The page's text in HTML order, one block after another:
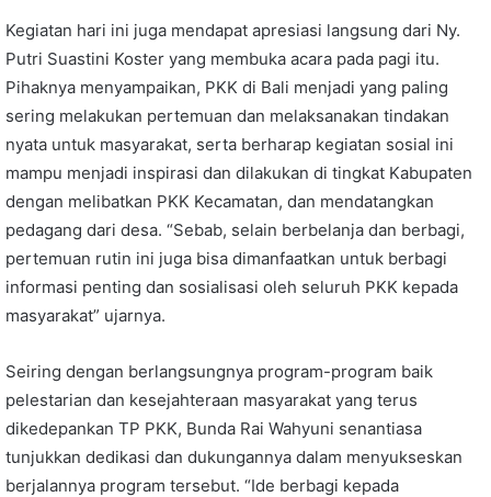
Kegiatan hari ini juga mendapat apresiasi langsung dari Ny.
Putri Suastini Koster yang membuka acara pada pagi itu.
Pihaknya menyampaikan, PKK di Bali menjadi yang paling
sering melakukan pertemuan dan melaksanakan tindakan
nyata untuk masyarakat, serta berharap kegiatan sosial ini
mampu menjadi inspirasi dan dilakukan di tingkat Kabupaten
dengan melibatkan PKK Kecamatan, dan mendatangkan
pedagang dari desa. “Sebab, selain berbelanja dan berbagi,
pertemuan rutin ini juga bisa dimanfaatkan untuk berbagi
informasi penting dan sosialisasi oleh seluruh PKK kepada
masyarakat” ujarnya.
Seiring dengan berlangsungnya program-program baik
pelestarian dan kesejahteraan masyarakat yang terus
dikedepankan TP PKK, Bunda Rai Wahyuni senantiasa
tunjukkan dedikasi dan dukungannya dalam menyukseskan
berjalannya program tersebut. “Ide berbagi kepada